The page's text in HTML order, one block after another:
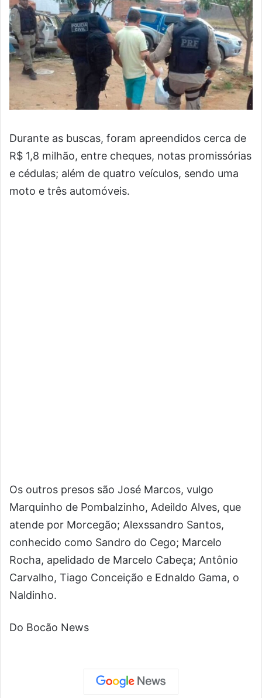
Durante as buscas, foram apreendidos cerca de
R$ 1,8 milhão, entre cheques, notas promissórias
e cédulas; além de quatro veículos, sendo uma
moto e três automóveis.
Os outros presos são José Marcos, vulgo
Marquinho de Pombalzinho, Adeildo Alves, que
atende por Morcegão; Alexssandro Santos,
conhecido como Sandro do Cego; Marcelo
Rocha, apelidado de Marcelo Cabeça; Antônio
Carvalho, Tiago Conceição e Ednaldo Gama, o
Naldinho.
Do Bocão News